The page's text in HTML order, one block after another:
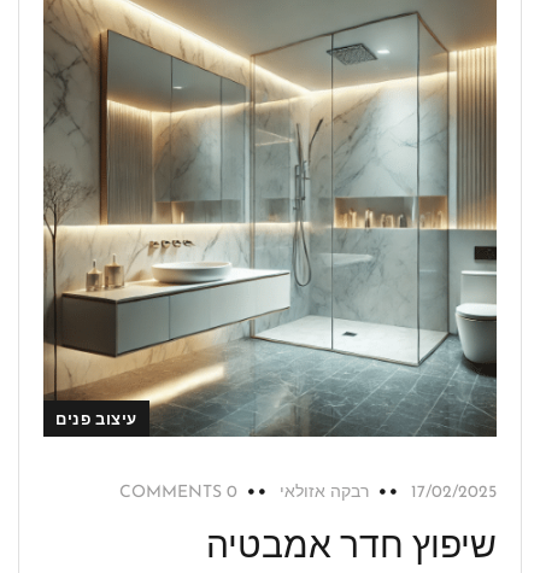
עיצוב פנים
17/02/2025 רבקה אזולאי 0 COMMENTS
שיפוץ חדר אמבטיה